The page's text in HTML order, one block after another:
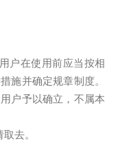
户在使用前应当按相
施并确定规章制度。
户予以确立，不属本
去。